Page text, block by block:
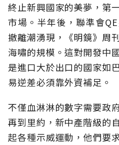
終止新興國家的美夢，第
市場。半年後，聯準會
撤離潮湧現，《明鏡》周
海嘯的規模。這對開發中
是進口大於出口的國家如
易逆差必須靠外資補足。
不僅血淋淋的數字需要政
再到里約，新中產階級的
起各種示威運動，他們要